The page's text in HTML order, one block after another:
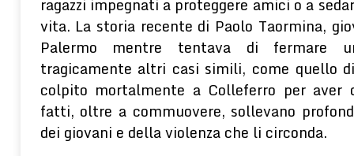
vita. La storia recente di Paolo Taormina,
Palermo mentre tentava di fermare
tragicamente altri casi simili, come quello
colpito mortalmente a Colleferro per aver
fatti, oltre a commuovere, sollevano
dei giovani e della violenza che li circonda.